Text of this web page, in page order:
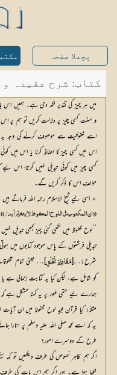
پچھلا صفحہ
کتاب: شرح عقیدہ
میں ہر چیز کی تقدیر لکھ دی ہے۔ ہمیں اس
و سنت کسی چیز پر دلالت کریں تو ہم پر اس
اسے محفوظیت سے موصوف کرنے کی وجہ
اس میں کسی چیز کا اضافہ کرنا یا اس میں
کسی چیز میں کوئی تبدیلی نہیں کرتا؛
مؤلف اس کا ذکر کریں گے۔
٭ اسی لیے شیخ الاسلام رحمہ اللہ فرماتے
((ان المکتوب فی اللوح المحفوظ لا یتغیّر أبدا۔))
’’لوح محفوظ میں لکھی گئی چیز کبھی تبدیل
تبدیلی فرشتوں کے پاس موجود کتابوں میں
شرح:…[مَقَادِیْرَ الْخَلْقِ
کو شامل ہے، لیکن کیا یہ کتابت اِجمالی ہے یا
ہمارے لیے حتمی طور پر یہ کہنا مشکل ہے کہ
مثلاً: کیا قرآن مجید لوح محفوظ میں ان
یہ کہ اسے محمد صلی اللہ علیہ وسلم پر
طرح کے دوسرے امور؟
اگر ہم ظاہر نصوص کی طرف دیکھیں تو کہہ
لکھا ہوا ہے۔ اور اگر ہم اس بات کی